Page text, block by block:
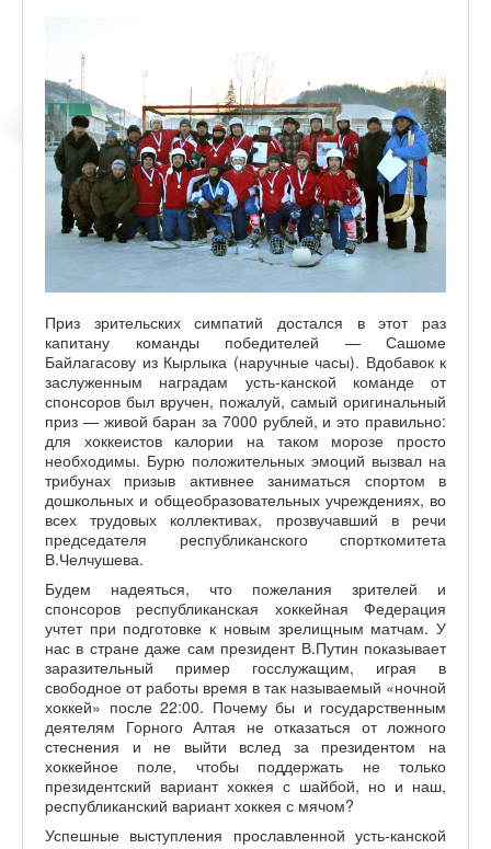
Приз зрительских симпатий достался в этот раз
капитану команды победителей — Сашоме
Байлагасову из Кырлыка (наручные часы). Вдобавок к
заслуженным наградам усть-канской команде от
спонсоров был вручен, пожалуй, самый оригинальный
приз — живой баран за 7000 рублей, и это правильно:
для хоккеистов калории на таком морозе просто
необходимы. Бурю положительных эмоций вызвал на
трибунах призыв активнее заниматься спортом в
дошкольных и общеобразовательных учреждениях, во
всех трудовых коллективах, прозвучавший в речи
председателя республиканского спорткомитета
В.Челчушева.
Будем надеяться, что пожелания зрителей и
спонсоров республиканская хоккейная Федерация
учтет при подготовке к новым зрелищным матчам. У
нас в стране даже сам президент В.Путин показывает
заразительный пример госслужащим, играя в
свободное от работы время в так называемый «ночной
хоккей» после 22:00. Почему бы и государственным
деятелям Горного Алтая не отказаться от ложного
стеснения и не выйти вслед за президентом на
хоккейное поле, чтобы поддержать не только
президентский вариант хоккея с шайбой, но и наш,
республиканский вариант хоккея с мячом?
Успешные выступления прославленной усть-канской